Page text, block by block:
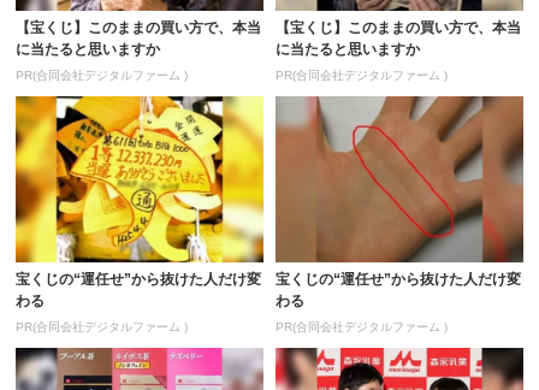
【宝くじ】このままの買い方で、本当
に当たると思いますか
PR(合同会社デジタルファーム )
【宝くじ】このままの買い方で、本当
に当たると思いますか
PR(合同会社デジタルファーム )
宝くじの“運任せ”から抜けた人だけ変
わる
PR(合同会社デジタルファーム )
宝くじの“運任せ”から抜けた人だけ変
わる
PR(合同会社デジタルファーム )